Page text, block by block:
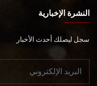
النشرة الإخبارية
سجل ليصلك أحدث الأخبار